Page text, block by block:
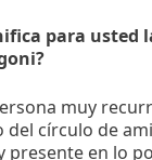
para usted
muy
del círculo de
presente en lo